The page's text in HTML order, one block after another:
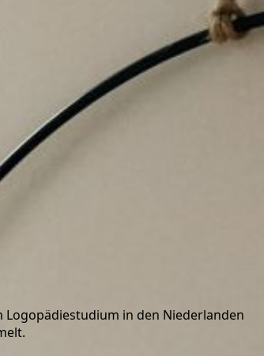
Logopädiestudium in den Niederlanden